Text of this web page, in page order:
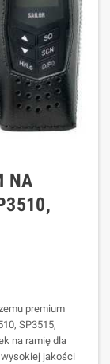
NA
premium
SP3515,
na ramię dla
wysokiej jakości